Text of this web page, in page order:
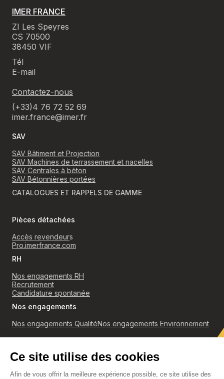
IMER FRANCE
ZI Les Speyres
CS 70500
38450 VIF
Tél
E-mail
Contactez-nous
(+33)4 76 72 52 69
imer.france@imer.fr
SAV
SAV Bâtiment et Projection
SAV Machines de terrassement et nacelles
SAV Centrales à béton
SAV Bétonnières portées
CATALOGUES ET RAPPELS DE GAMME
Pièces détachées
Accès revendeurs
Pro.imerfrance.com
RH
Nos engagements RH
Recrutement
Candidature spontanée
Nos engagements
Nos engagements QualitéNos engagements Environnement
Politique de confidentialité et cookies
Mentions légales